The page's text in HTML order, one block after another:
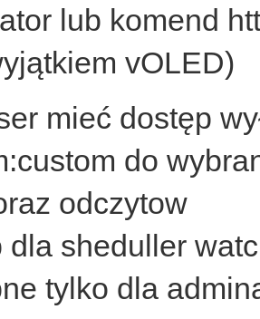
lub komend
vOLED)
mieć dostęp
do
odczytow
dla sheduller
tylko dla